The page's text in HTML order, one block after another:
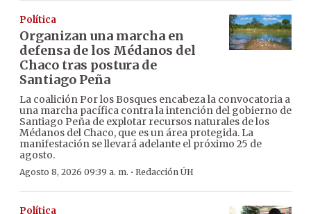
Política
Organizan una marcha en
defensa de los Médanos del
Chaco tras postura de
Santiago Peña
La coalición Por los Bosques encabeza la convocatoria a
una marcha pacífica contra la intención del gobierno de
Santiago Peña de explotar recursos naturales de los
Médanos del Chaco, que es un área protegida. La
manifestación se llevará adelante el próximo 25 de
agosto.
Agosto 8, 2026 09:39 a. m. · Redacción ÚH
Política